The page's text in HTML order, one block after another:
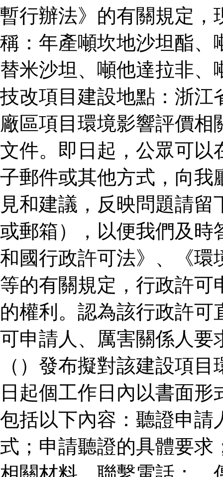
暫行辦法》的有關規定，
稱：年產噸坎地沙坦酯、
替米沙坦、噸他達拉非
技改項目建設地點：浙江
廠區項目環境影響評價
文件。即日起，公眾可以
子郵件或其他方式，向我
見和建議，反映問題請
或郵箱），以便我們及時
和國行政許可法》、《環
等的有關規定，行政許可
的權利。認為該行政許
可申請人、厲害關係人要
（）發布擬對該建設項
日起個工作日內以書面
包括以下內容：聽證申請
式；申請聽證的具體要求